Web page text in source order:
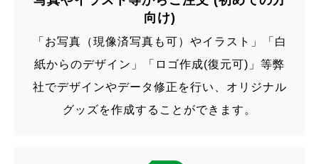
向け)
「お写真（現像済写真も可）やイラスト」
「白
紙からのデザイン」「ロゴ作成(復元可)」等弊
社でデザインやデータ修正を行い、 オリジナル
グッズを作成することができます。